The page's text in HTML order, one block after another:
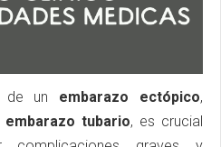
de un embarazo ectópico,
embarazo tubario, es crucial